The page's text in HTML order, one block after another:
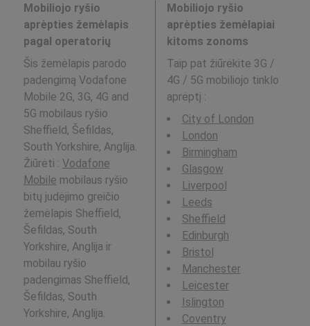
Mobiliojo ryšio
aprėpties žemėlapis
pagal operatorių
Šis žemėlapis parodo
padengimą Vodafone
Mobile 2G, 3G, 4G and
5G mobilaus ryšio
Sheffield, Šefildas,
South Yorkshire, Anglija.
Žiūrėti : Vodafone
Mobile mobilaus ryšio
bitų judėjimo greičio
žemėlapis Sheffield,
Šefildas, South
Yorkshire, Anglija ir
mobilau ryšio
padengimas Sheffield,
Šefildas, South
Yorkshire, Anglija.
Mobiliojo ryšio
aprėpties žemėlapiai
kitoms zonoms
Taip pat žiūrėkite 3G /
4G / 5G mobiliojo tinklo
aprėptį :
City of London
London
Birmingham
Glasgow
Liverpool
Leeds
Sheffield
Edinburgh
Bristol
Manchester
Leicester
Islington
Coventry